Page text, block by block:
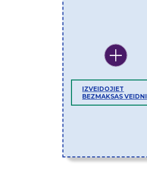
IZVEIDOJIET
BEZMAKSAS VEIDNI